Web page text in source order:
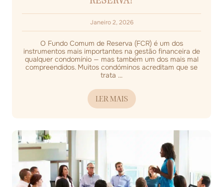
Janeiro 2, 2026
O Fundo Comum de Reserva (FCR) é um dos
instrumentos mais importantes na gestão financeira de
qualquer condomínio — mas também um dos mais mal
compreendidos. Muitos condóminos acreditam que se
trata ...
LER MAIS